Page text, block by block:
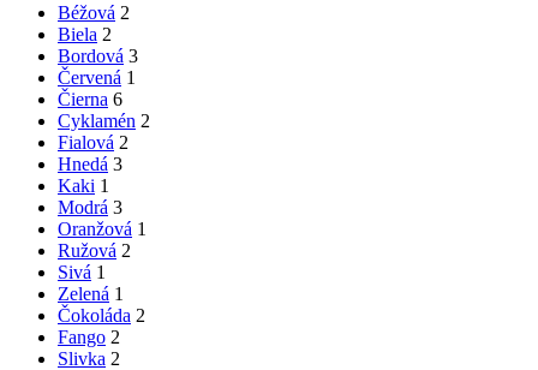
Béžová 2
Biela 2
Bordová 3
Červená 1
Čierna 6
Cyklamén 2
Fialová 2
Hnedá 3
Kaki 1
Modrá 3
Oranžová 1
Ružová 2
Sivá 1
Zelená 1
Čokoláda 2
Fango 2
Slivka 2